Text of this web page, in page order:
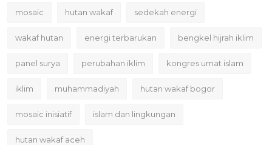
mosaic hutan wakaf sedekah energi
wakaf hutan energi terbarukan bengkel hijrah iklim
panel surya perubahan iklim kongres umat islam
iklim muhammadiyah hutan wakaf bogor
mosaic inisiatif islam dan lingkungan
hutan wakaf aceh